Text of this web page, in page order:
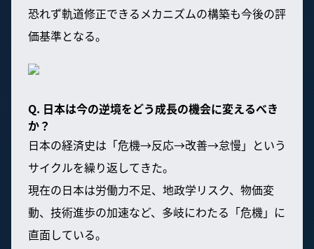
恐れず軌道修正できるメカニズムの構築も今後の評
価基準となる。
Q. 日本は今の逆境をどう成長の機会に変えるべき
か？
日本の経済史は「危機→反応→改善→怠慢」という
サイクルを繰り返してきた。
現在の日本は労働力不足、地政学リスク、物価変
動、技術進歩の加速など、多岐にわたる「危機」に
直面している。